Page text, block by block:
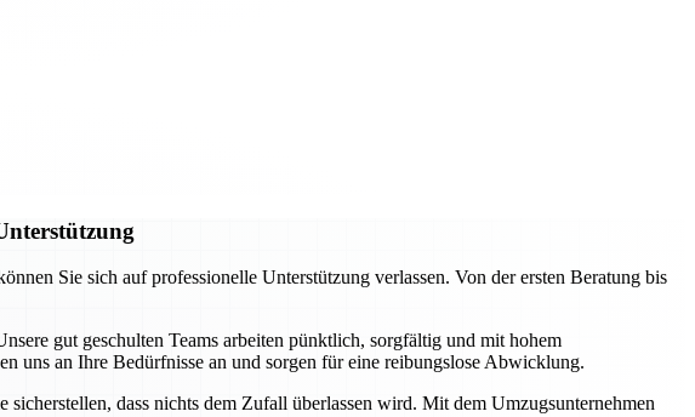
Sie sich auf professionelle Unterstützung verlassen. Von der ersten Beratung bis
gut geschulten Teams arbeiten pünktlich, sorgfältig und mit hohem
uns an Ihre Bedürfnisse an und sorgen für eine reibungslose Abwicklung.
dass nichts dem Zufall überlassen wird. Mit dem Umzugsunternehmen